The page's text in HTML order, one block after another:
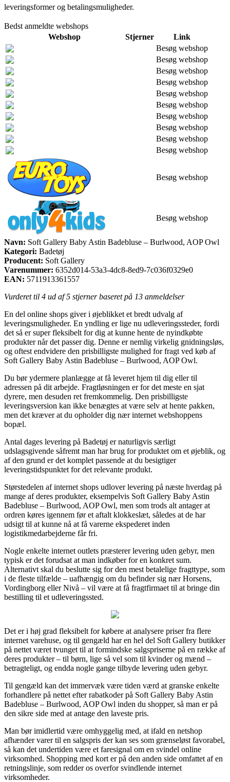
leveringsformer og betalingsmuligheder.
Bedst anmeldte webshops
Webshop
Stjerner
Link
Besøg webshop
Besøg webshop
Besøg webshop
Besøg webshop
Besøg webshop
Besøg webshop
Besøg webshop
Besøg webshop
Besøg webshop
Besøg webshop
Besøg webshop
Besøg webshop
Navn: Soft Gallery Baby Astin Badebluse – Burlwood, AOP Owl
Kategori: Badetøj
Producent: Soft Gallery
Varenummer: 6352d014-53a3-4dc8-8ed9-7c036f0329e0
EAN: 5711913361557
Vurderet til 4 ud af 5 stjerner baseret på 13 anmeldelser
En del online shops giver i øjeblikket et bredt udvalg af
leveringsmuligheder. En yndling er lige nu udleveringssteder, fordi
det så er super fleksibelt for dig at kunne hente de nyindkøbte
produkter når det passer dig. Denne er nemlig virkelig gnidningsløs,
og oftest endvidere den prisbilligste mulighed for fragt ved køb af
Soft Gallery Baby Astin Badebluse – Burlwood, AOP Owl.
Du bør ydermere planlægge at få leveret hjem til dig eller til
adressen på dit arbejde. Fragtløsningen er for det meste en sjat
dyrere, men desuden ret fremkommelig. Den prisbilligste
leveringsversion kan ikke benægtes at være selv at hente pakken,
men det kræver at du opholder dig nær internet webshoppens
bopæl.
Antal dages levering på Badetøj er naturligvis særligt
udslagsgivende såfremt man har brug for produktet om et øjeblik, og
af den grund er det komplet passende at du besigtiger
leveringstidspunktet for det relevante produkt.
Størstedelen af internet shops udlover levering på næste hverdag på
mange af deres produkter, eksempelvis Soft Gallery Baby Astin
Badebluse – Burlwood, AOP Owl, men som trods alt antager at
ordren køres igennem før et aftalt klokkeslæt, således at de har
udsigt til at kunne nå at få varerne ekspederet inden
logistikmedarbejderne får fri.
Nogle enkelte internet outlets præsterer levering uden gebyr, men
typisk er det forudsat at man indkøber for en konkret sum.
Alternativt skal du beslutte sig for den mest betalelige fragttype, som
i de fleste tilfælde – uafhængig om du befinder sig nær Horsens,
Vordingborg eller Nivå – vil være at få fragtfirmaet til at bringe din
bestilling til et udleveringssted.
Det er i høj grad fleksibelt for købere at analysere priser fra flere
internet varehuse, og til gengæld har en hel del Soft Gallery butikker
på nettet været tvunget til at formindske salgspriserne på en række af
deres produkter – til børn, lige så vel som til kvinder og mænd –
betragteligt, og endda nogle gange tilbyde levering uden gebyr.
Til gengæld kan det immervæk være tiden værd at granske enkelte
forhandlere på nettet efter rabatkoder på Soft Gallery Baby Astin
Badebluse – Burlwood, AOP Owl inden du shopper, så man er på
den sikre side med at antage den laveste pris.
Man bør imidlertid være omhyggelig med, at ifald en netshop
afhænder varer til en salgspris der kan ses som grænseløst favorabel,
så kan det undertiden være et faresignal om en svindel online
virksomhed. Shopping med kort er på den anden side omfattet af en
retningslinje, som redder os overfor svindlende internet
virksomheder.